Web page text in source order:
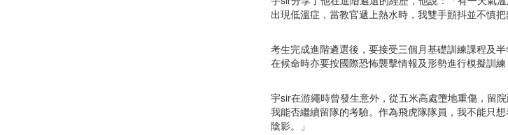
出現低溫症，當教官遞上熱水時，我雙手顫抖並不慎
考生完成進階遴選後，要接受三個月基礎訓練課程及
在候命時亦要按國際恐怖襲擊情報及形勢進行模擬訓練
宇sir在游繩時曾發生意外，從五米高處墮地重傷，留
我能否繼續留隊的考驗。作為飛虎隊隊員，我不能只
陰影。」